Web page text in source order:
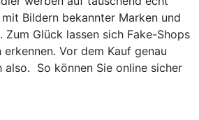
Bildern bekannter Marken und
Zum Glück lassen sich Fake-Shops
Vor dem Kauf genau
also. So können Sie online sicher